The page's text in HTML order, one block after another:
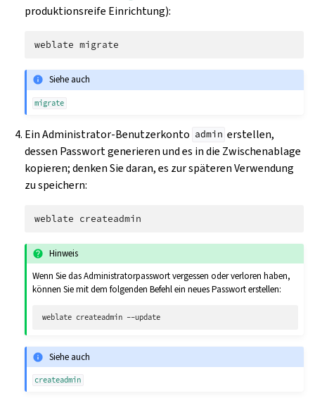
produktionsreife Einrichtung):
weblate
Siehe auch
migrate
Ein Administrator-Benutzerkonto admin erstellen,
dessen Passwort generieren und es in die Zwischenablage
kopieren; denken Sie daran, es zur späteren Verwendung
zu speichern:
weblate
Hinweis
Wenn Sie das Administratorpasswort vergessen oder verloren haben,
können Sie mit dem folgenden Befehl ein neues Passwort erstellen:
weblate createadmin
Siehe auch
createadmin